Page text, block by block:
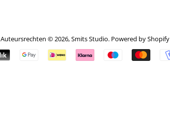
Auteursrechten © 2026,Smits Studio. Powered by Shopify
Betalingspictogrammen